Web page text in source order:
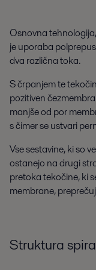
Osnovna
je uporaba
dva različna toka.
S črpanjem te
pozitiven
manjše od por
s čimer se ustvari
Vse sestavine, ki so
ostanejo na drugi
pretoka tekočine, ki
membrane,
Struktura